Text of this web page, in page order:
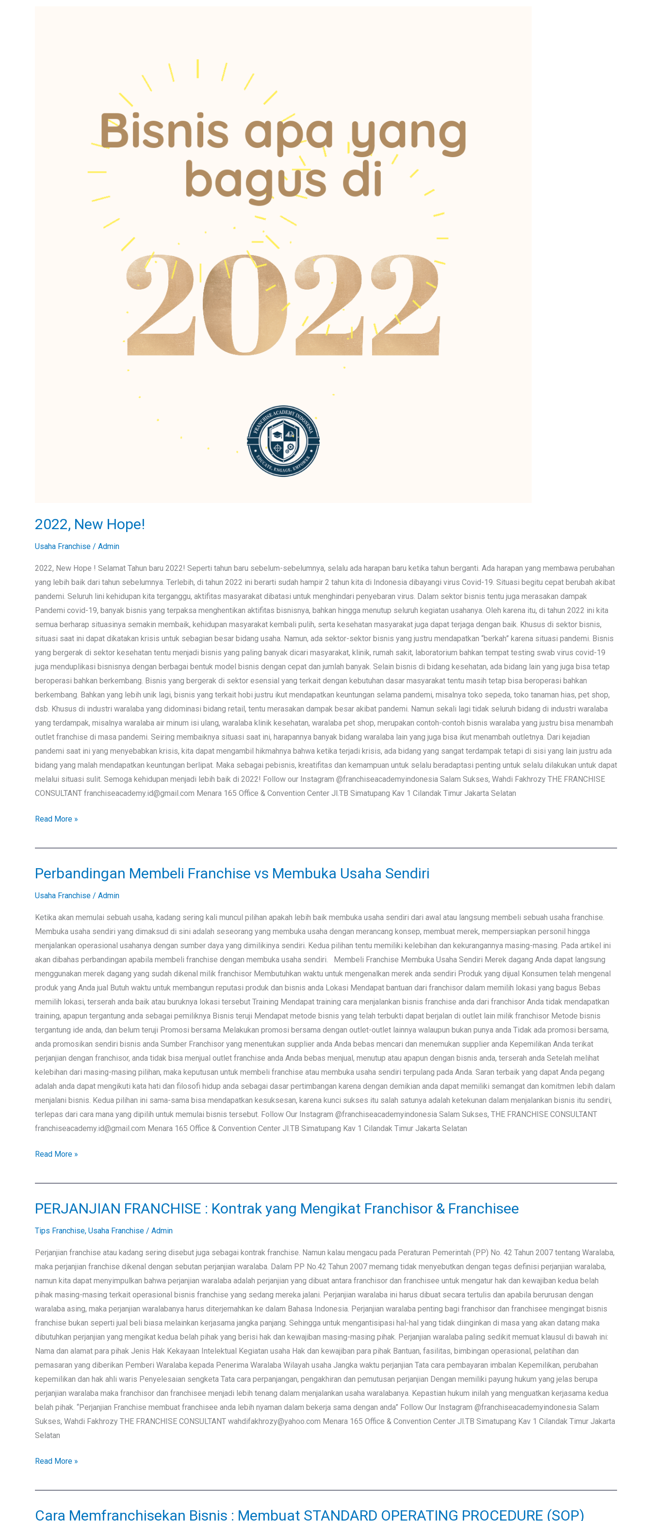
2022, New Hope!
Usaha Franchise / Admin
2022, New Hope ! Selamat Tahun baru 2022! Seperti tahun baru sebelum-sebelumnya, selalu ada harapan baru ketika tahun berganti. Ada harapan yang membawa perubahan
yang lebih baik dari tahun sebelumnya. Terlebih, di tahun 2022 ini berarti sudah hampir 2 tahun kita di Indonesia dibayangi virus Covid-19. Situasi begitu cepat berubah akibat
pandemi. Seluruh lini kehidupan kita terganggu, aktifitas masyarakat dibatasi untuk menghindari penyebaran virus. Dalam sektor bisnis tentu juga merasakan dampak
Pandemi covid-19, banyak bisnis yang terpaksa menghentikan aktifitas bisnisnya, bahkan hingga menutup seluruh kegiatan usahanya. Oleh karena itu, di tahun 2022 ini kita
semua berharap situasinya semakin membaik, kehidupan masyarakat kembali pulih, serta kesehatan masyarakat juga dapat terjaga dengan baik. Khusus di sektor bisnis,
situasi saat ini dapat dikatakan krisis untuk sebagian besar bidang usaha. Namun, ada sektor-sektor bisnis yang justru mendapatkan “berkah” karena situasi pandemi. Bisnis
yang bergerak di sektor kesehatan tentu menjadi bisnis yang paling banyak dicari masyarakat, klinik, rumah sakit, laboratorium bahkan tempat testing swab virus covid-19
juga menduplikasi bisnisnya dengan berbagai bentuk model bisnis dengan cepat dan jumlah banyak. Selain bisnis di bidang kesehatan, ada bidang lain yang juga bisa tetap
beroperasi bahkan berkembang. Bisnis yang bergerak di sektor esensial yang terkait dengan kebutuhan dasar masyarakat tentu masih tetap bisa beroperasi bahkan
berkembang. Bahkan yang lebih unik lagi, bisnis yang terkait hobi justru ikut mendapatkan keuntungan selama pandemi, misalnya toko sepeda, toko tanaman hias, pet shop,
dsb. Khusus di industri waralaba yang didominasi bidang retail, tentu merasakan dampak besar akibat pandemi. Namun sekali lagi tidak seluruh bidang di industri waralaba
yang terdampak, misalnya waralaba air minum isi ulang, waralaba klinik kesehatan, waralaba pet shop, merupakan contoh-contoh bisnis waralaba yang justru bisa menambah
outlet franchise di masa pandemi. Seiring membaiknya situasi saat ini, harapannya banyak bidang waralaba lain yang juga bisa ikut menambah outletnya. Dari kejadian
pandemi saat ini yang menyebabkan krisis, kita dapat mengambil hikmahnya bahwa ketika terjadi krisis, ada bidang yang sangat terdampak tetapi di sisi yang lain justru ada
bidang yang malah mendapatkan keuntungan berlipat. Maka sebagai pebisnis, kreatifitas dan kemampuan untuk selalu beradaptasi penting untuk selalu dilakukan untuk dapat
melalui situasi sulit. Semoga kehidupan menjadi lebih baik di 2022! Follow our Instagram @franchiseacademyindonesia Salam Sukses, Wahdi Fakhrozy THE FRANCHISE
CONSULTANT franchiseacademy.id@gmail.com Menara 165 Office & Convention Center Jl.TB Simatupang Kav 1 Cilandak Timur Jakarta Selatan
Read More »
Perbandingan Membeli Franchise vs Membuka Usaha Sendiri
Usaha Franchise / Admin
Ketika akan memulai sebuah usaha, kadang sering kali muncul pilihan apakah lebih baik membuka usaha sendiri dari awal atau langsung membeli sebuah usaha franchise.
Membuka usaha sendiri yang dimaksud di sini adalah seseorang yang membuka usaha dengan merancang konsep, membuat merek, mempersiapkan personil hingga
menjalankan operasional usahanya dengan sumber daya yang dimilikinya sendiri. Kedua pilihan tentu memiliki kelebihan dan kekurangannya masing-masing. Pada artikel ini
akan dibahas perbandingan apabila membeli franchise dengan membuka usaha sendiri. Membeli Franchise Membuka Usaha Sendiri Merek dagang Anda dapat langsung
menggunakan merek dagang yang sudah dikenal milik franchisor Membutuhkan waktu untuk mengenalkan merek anda sendiri Produk yang dijual Konsumen telah mengenal
produk yang Anda jual Butuh waktu untuk membangun reputasi produk dan bisnis anda Lokasi Mendapat bantuan dari franchisor dalam memilih lokasi yang bagus Bebas
memilih lokasi, terserah anda baik atau buruknya lokasi tersebut Training Mendapat training cara menjalankan bisnis franchise anda dari franchisor Anda tidak mendapatkan
training, apapun tergantung anda sebagai pemiliknya Bisnis teruji Mendapat metode bisnis yang telah terbukti dapat berjalan di outlet lain milik franchisor Metode bisnis
tergantung ide anda, dan belum teruji Promosi bersama Melakukan promosi bersama dengan outlet-outlet lainnya walaupun bukan punya anda Tidak ada promosi bersama,
anda promosikan sendiri bisnis anda Sumber Franchisor yang menentukan supplier anda Anda bebas mencari dan menemukan supplier anda Kepemilikan Anda terikat
perjanjian dengan franchisor, anda tidak bisa menjual outlet franchise anda Anda bebas menjual, menutup atau apapun dengan bisnis anda, terserah anda Setelah melihat
kelebihan dari masing-masing pilihan, maka keputusan untuk membeli franchise atau membuka usaha sendiri terpulang pada Anda. Saran terbaik yang dapat Anda pegang
adalah anda dapat mengikuti kata hati dan filosofi hidup anda sebagai dasar pertimbangan karena dengan demikian anda dapat memiliki semangat dan komitmen lebih dalam
menjalani bisnis. Kedua pilihan ini sama-sama bisa mendapatkan kesuksesan, karena kunci sukses itu salah satunya adalah ketekunan dalam menjalankan bisnis itu sendiri,
terlepas dari cara mana yang dipilih untuk memulai bisnis tersebut. Follow Our Instagram @franchiseacademyindonesia Salam Sukses, THE FRANCHISE CONSULTANT
franchiseacademy.id@gmail.com Menara 165 Office & Convention Center Jl.TB Simatupang Kav 1 Cilandak Timur Jakarta Selatan
Perbandingan
Franchise
vs
Membuka
Usaha
Sendiri
Read More »
PERJANJIAN FRANCHISE : Kontrak yang Mengikat Franchisor & Franchisee
Tips Franchise, Usaha Franchise / Admin
Perjanjian franchise atau kadang sering disebut juga sebagai kontrak franchise. Namun kalau mengacu pada Peraturan Pemerintah (PP) No. 42 Tahun 2007 tentang Waralaba,
maka perjanjian franchise dikenal dengan sebutan perjanjian waralaba. Dalam PP No.42 Tahun 2007 memang tidak menyebutkan dengan tegas definisi perjanjian waralaba,
namun kita dapat menyimpulkan bahwa perjanjian waralaba adalah perjanjian yang dibuat antara franchisor dan franchisee untuk mengatur hak dan kewajiban kedua belah
pihak masing-masing terkait operasional bisnis franchise yang sedang mereka jalani. Perjanjian waralaba ini harus dibuat secara tertulis dan apabila berurusan dengan
waralaba asing, maka perjanjian waralabanya harus diterjemahkan ke dalam Bahasa Indonesia. Perjanjian waralaba penting bagi franchisor dan franchisee mengingat bisnis
franchise bukan seperti jual beli biasa melainkan kerjasama jangka panjang. Sehingga untuk mengantisipasi hal-hal yang tidak diinginkan di masa yang akan datang maka
dibutuhkan perjanjian yang mengikat kedua belah pihak yang berisi hak dan kewajiban masing-masing pihak. Perjanjian waralaba paling sedikit memuat klausul di bawah ini:
Nama dan alamat para pihak Jenis Hak Kekayaan Intelektual Kegiatan usaha Hak dan kewajiban para pihak Bantuan, fasilitas, bimbingan operasional, pelatihan dan
pemasaran yang diberikan Pemberi Waralaba kepada Penerima Waralaba Wilayah usaha Jangka waktu perjanjian Tata cara pembayaran imbalan Kepemilikan, perubahan
kepemilikan dan hak ahli waris Penyelesaian sengketa Tata cara perpanjangan, pengakhiran dan pemutusan perjanjian Dengan memiliki payung hukum yang jelas berupa
perjanjian waralaba maka franchisor dan franchisee menjadi lebih tenang dalam menjalankan usaha waralabanya. Kepastian hukum inilah yang menguatkan kerjasama kedua
belah pihak. “Perjanjian Franchise membuat franchisee anda lebih nyaman dalam bekerja sama dengan anda” Follow Our Instagram @franchiseacademyindonesia Salam
Sukses, Wahdi Fakhrozy THE FRANCHISE CONSULTANT wahdifakhrozy@yahoo.com Menara 165 Office & Convention Center Jl.TB Simatupang Kav 1 Cilandak Timur Jakarta
Selatan
PERJANJIAN
Kontrak
yang
Mengikat
Franchisor
Franchisee
Read More »
Cara Memfranchisekan Bisnis : Membuat STANDARD OPERATING PROCEDURE (SOP)
Cara